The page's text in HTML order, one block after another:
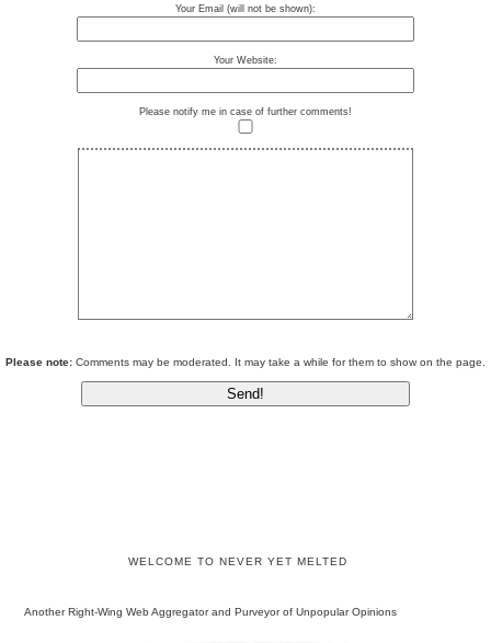
Your Email (will not be shown):
Your Website:
Please notify me in case of further comments!
Please note: Comments may be moderated. It may take a while for them to show on the page.
WELCOME TO NEVER YET MELTED
Another Right-Wing Web Aggregator and Purveyor of Unpopular Opinions